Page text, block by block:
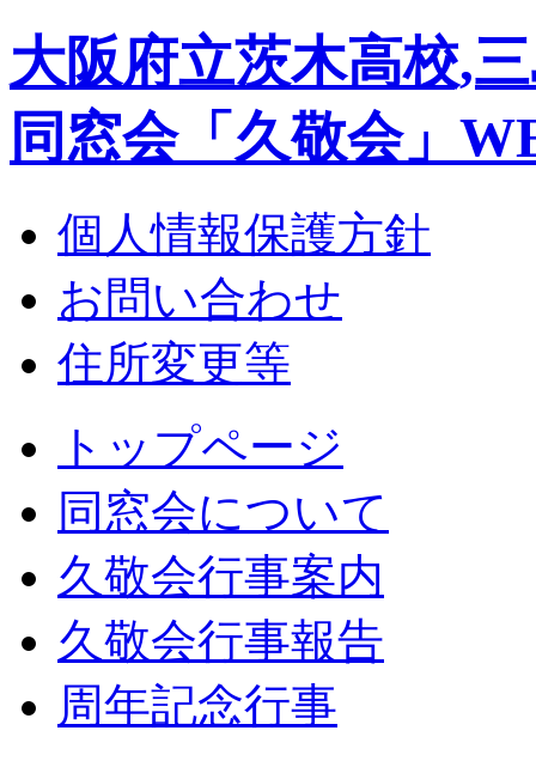
大阪府立茨木高校,
同窓会「久敬会」
個人情報保護方針
お問い合わせ
住所変更等
トップページ
同窓会について
久敬会行事案内
久敬会行事報告
周年記念行事